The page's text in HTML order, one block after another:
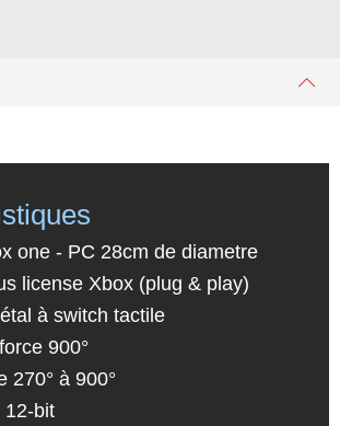
one - PC 28cm de diametre
license Xbox (plug & play)
à switch tactile
900°
270° à 900°
12-bit